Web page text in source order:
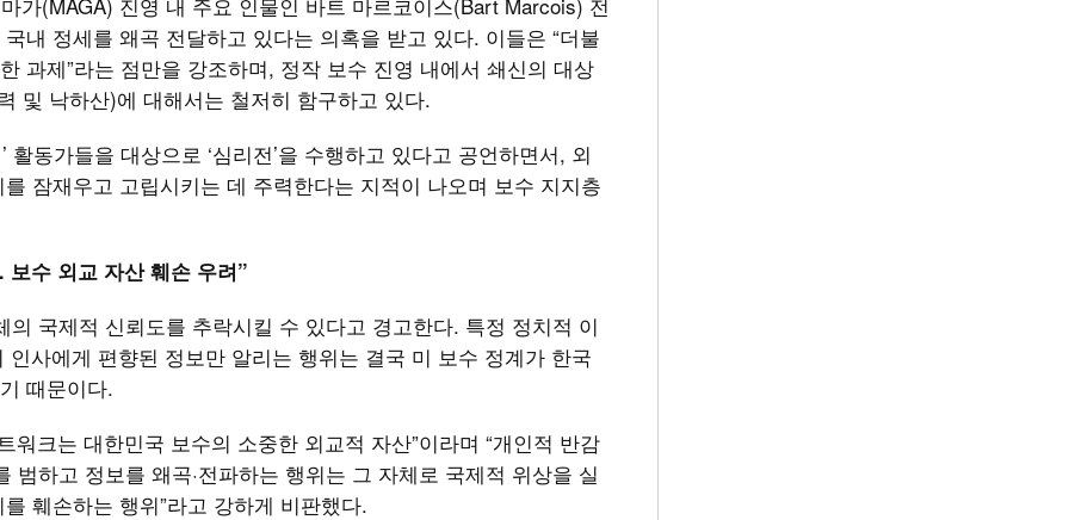
내 정세를 왜곡 전달하고 있다는 의혹을 받고 있다. 이들은 “더불
과제”라는 점만을 강조하며, 정작 보수 진영 내에서 쇄신의 대상
및 낙하산)에 대해서는 철저히 함구하고 있다.
활동가들을 대상으로 ‘심리전’을 수행하고 있다고 공언하면서, 외
잠재우고 고립시키는 데 주력한다는 지적이 나오며 보수 지지층
수 외교 자산 훼손 우려”
국제적 신뢰도를 추락시킬 수 있다고 경고한다. 특정 정치적 이
사에게 편향된 정보만 알리는 행위는 결국 미 보수 정계가 한국
때문이다.
크는 대한민국 보수의 소중한 외교적 자산”이라며 “개인적 반감
하고 정보를 왜곡·전파하는 행위는 그 자체로 국제적 위상을 실
훼손하는 행위”라고 강하게 비판했다.